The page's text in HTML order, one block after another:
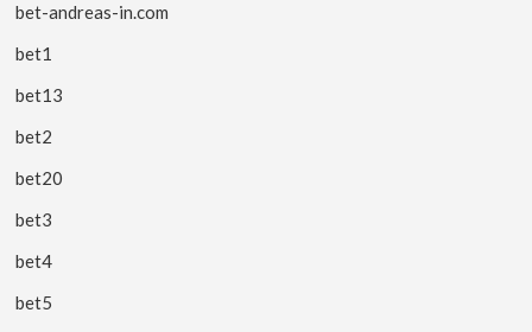
bet-andreas-in.com
bet1
bet13
bet2
bet20
bet3
bet4
bet5